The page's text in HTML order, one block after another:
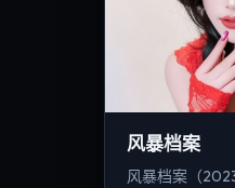
风暴档案
风暴档案（